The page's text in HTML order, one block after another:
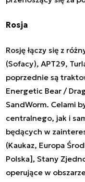
Rosja
Rosję łączy się z
(Sofacy), APT29,
poprzednie są
Energetic Bear /
SandWorm. Celami
centralnego, jak i
będących w
(Kaukaz, Europa
Polska], Stany
operujące w